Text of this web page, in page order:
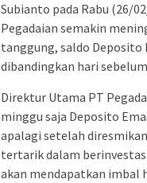
Subianto pada Rabu (26/
Pegadaian semakin
tanggung, saldo Deposito
dibandingkan hari
Direktur Utama PT
minggu saja Deposito
apalagi setelah
tertarik dalam
akan mendapatkan imbal